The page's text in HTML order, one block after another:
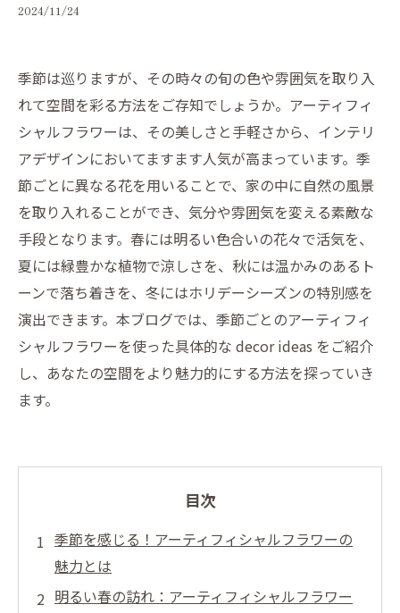
2024/11/24
季節は巡りますが、その時々の旬の色や雰囲気を取り入
れて空間を彩る方法をご存知でしょうか。アーティフィ
シャルフラワーは、その美しさと手軽さから、インテリ
アデザインにおいてますます人気が高まっています。季
節ごとに異なる花を用いることで、家の中に自然の風景
を取り入れることができ、気分や雰囲気を変える素敵な
手段となります。春には明るい色合いの花々で活気を、
夏には緑豊かな植物で涼しさを、秋には温かみのあるト
ーンで落ち着きを、冬にはホリデーシーズンの特別感を
演出できます。本ブログでは、季節ごとのアーティフィ
シャルフラワーを使った具体的な decor ideas をご紹介
し、あなたの空間をより魅力的にする方法を探っていき
ます。
目次
季節を感じる！アーティフィシャルフラワーの
魅力とは
明るい春の訪れ：アーティフィシャルフラワー